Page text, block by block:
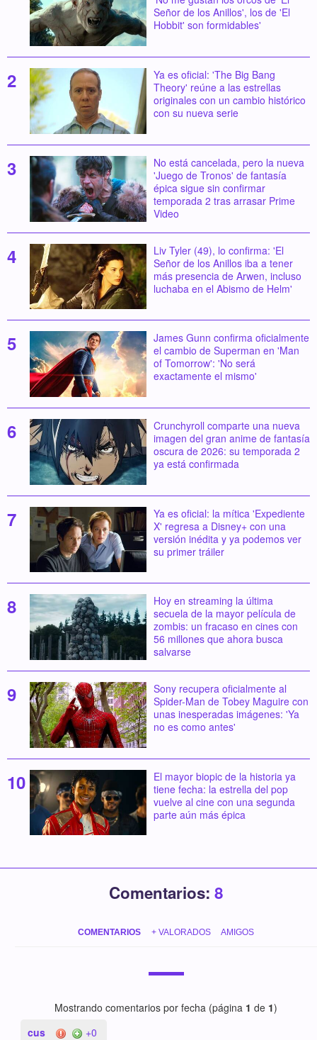
Señor de los Anillos', los de 'El
Hobbit' son formidables'
Ya es oficial: 'The Big Bang
Theory' reúne a las estrellas
originales con un cambio histórico
con su nueva serie
No está cancelada, pero la nueva
'Juego de Tronos' de fantasía
épica sigue sin confirmar
temporada 2 tras arrasar Prime
Video
Liv Tyler (49), lo confirma: 'El
Señor de los Anillos iba a tener
más presencia de Arwen, incluso
luchaba en el Abismo de Helm'
James Gunn confirma oficialmente
el cambio de Superman en 'Man
of Tomorrow': 'No será
exactamente el mismo'
Crunchyroll comparte una nueva
imagen del gran anime de fantasía
oscura de 2026: su temporada 2
ya está confirmada
Ya es oficial: la mítica 'Expediente
X' regresa a Disney+ con una
versión inédita y ya podemos ver
su primer tráiler
Hoy en streaming la última
secuela de la mayor película de
zombis: un fracaso en cines con
56 millones que ahora busca
salvarse
Sony recupera oficialmente al
Spider-Man de Tobey Maguire con
unas inesperadas imágenes: 'Ya
no es como antes'
El mayor biopic de la historia ya
tiene fecha: la estrella del pop
vuelve al cine con una segunda
parte aún más épica
Comentarios: 8
COMENTARIOS + VALORADOS AMIGOS
Mostrando comentarios por fecha (página 1 de 1)
cus
+0